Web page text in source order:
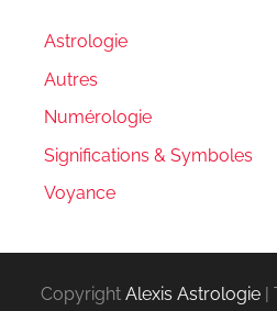
Astrologie
Autres
Numérologie
Significations & Symboles
Voyance
Copyright Alexis Astrologie|